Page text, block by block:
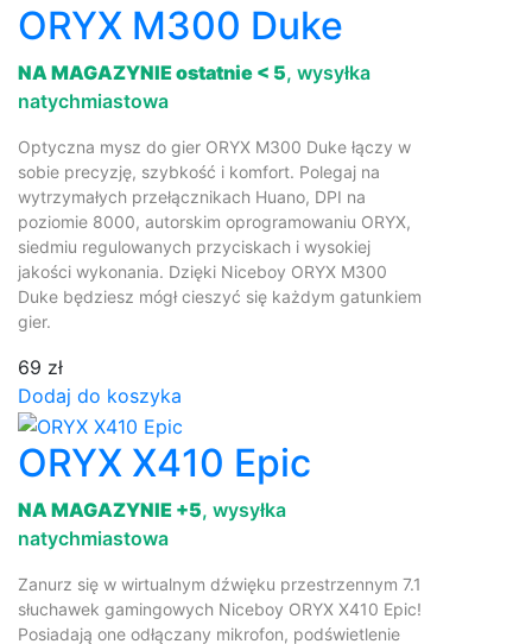
ORYX M300 Duke
NA MAGAZYNIE ostatnie < 5, wysyłka
natychmiastowa
Optyczna mysz do gier ORYX M300 Duke łączy w
sobie precyzję, szybkość i komfort. Polegaj na
wytrzymałych przełącznikach Huano, DPI na
poziomie 8000, autorskim oprogramowaniu ORYX,
siedmiu regulowanych przyciskach i wysokiej
jakości wykonania. Dzięki Niceboy ORYX M300
Duke będziesz mógł cieszyć się każdym gatunkiem
gier.
69 zł
Dodaj do koszyka
ORYX X410 Epic
NA MAGAZYNIE +5, wysyłka
natychmiastowa
Zanurz się w wirtualnym dźwięku przestrzennym 7.1
słuchawek gamingowych Niceboy ORYX X410 Epic!
Posiadają one odłączany mikrofon, podświetlenie